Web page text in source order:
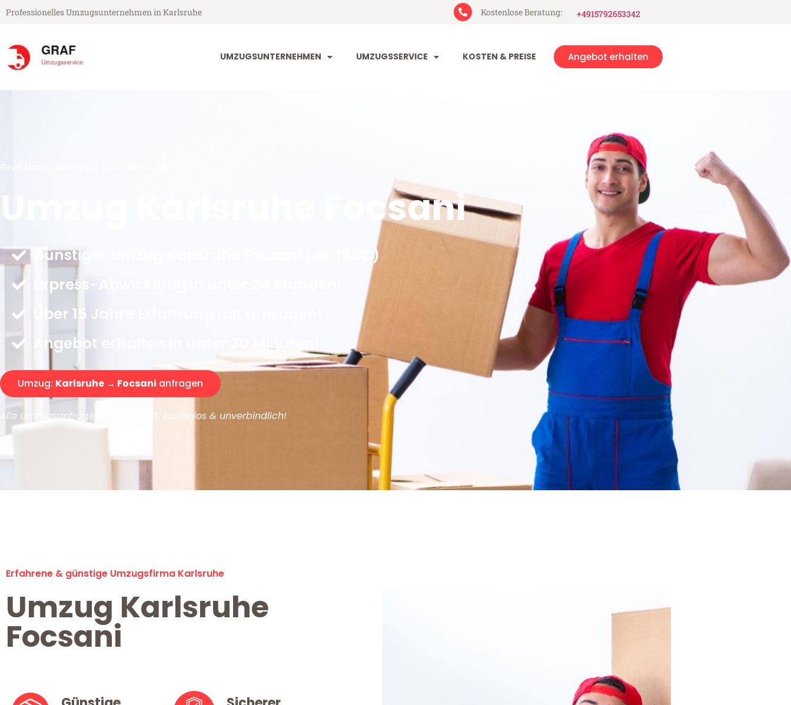
Professionelles Umzugsunternehmen in Karlsruhe Kostenlose Beratung: +4915792653342
UMZUGSUNTERNEHMEN UMZUGSSERVICE KOSTEN & PREISE Angebot erhalten
Umzug Karlsruhe Focsani
Günstiger Umzug Karlsruhe Focsani (ab 199€)
Express-Abwicklung in unter 24 Stunden!
Über 15 Jahre Erfahrung mit Umzügen!
Angebot erhalten in unter 30 Minuten!
Umzug: Karlsruhe → Focsani anfragen
Alle Umzugsanfragen sind zu 100% kostenlos & unverbindlich!
Erfahrene & günstige Umzugsfirma Karlsruhe
Umzug Karlsruhe
Focsani